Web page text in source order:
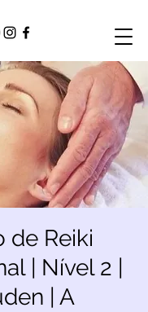
de Reiki
| Nível 2 |
| A